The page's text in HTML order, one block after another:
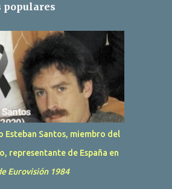
populares
Esteban Santos, miembro del
representante de España en
Eurovisión 1984